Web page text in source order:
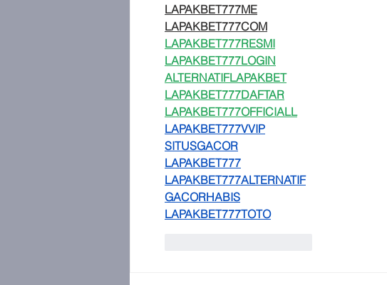
LAPAKBET777ME
LAPAKBET777COM
LAPAKBET777RESMI
LAPAKBET777LOGIN
ALTERNATIFLAPAKBET
LAPAKBET777DAFTAR
LAPAKBET777OFFICIALL
LAPAKBET777VVIP
SITUSGACOR
LAPAKBET777
LAPAKBET777ALTERNATIF
GACORHABIS
LAPAKBET777TOTO